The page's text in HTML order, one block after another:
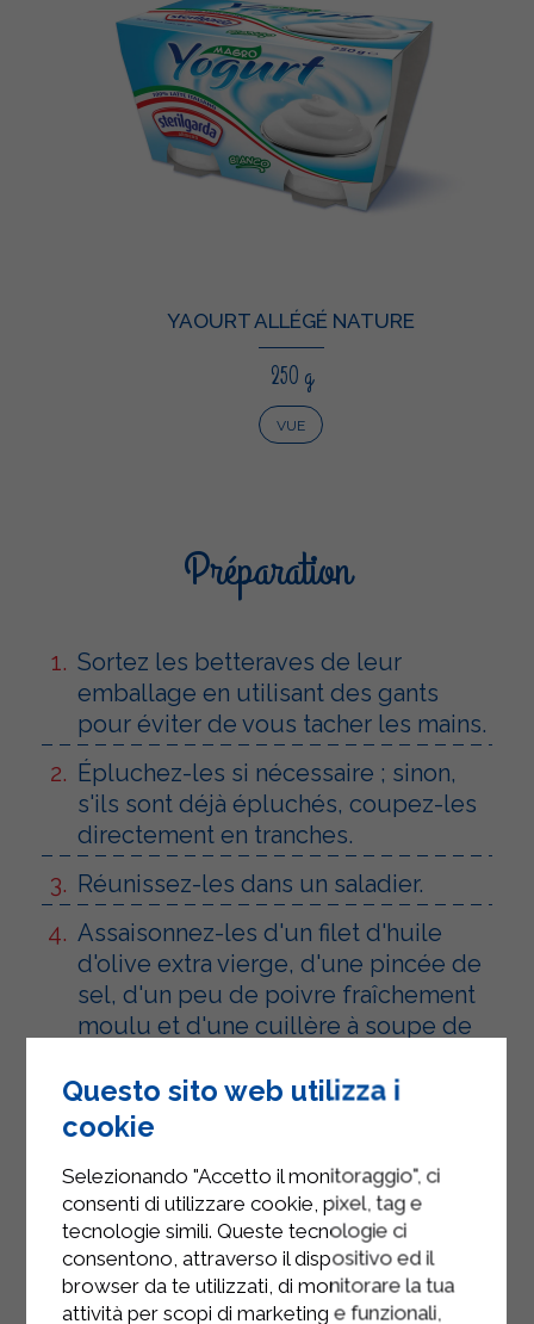
YAOURT ALLÉGÉ NATURE
250 g
VUE
Préparation
Sortez les betteraves de leur
emballage en utilisant des gants
pour éviter de vous tacher les mains.
Épluchez-les si nécessaire ; sinon,
s'ils sont déjà épluchés, coupez-les
directement en tranches.
Réunissez-les dans un saladier.
Assaisonnez-les d'un filet d'huile
d'olive extra vierge, d'une pincée de
sel, d'un peu de poivre fraîchement
moulu et d'une cuillère à soupe de
Ajoutez également quelques tiges
de ciboulette hachées en petits
morceaux à l'aide de ciseaux de
cuisine.
Bien mélanger et laisser mijoter
pendant environ dix minutes.
Questo sito web utilizza i
cookie
Selezionando "Accetto il monitoraggio", ci
consenti di utilizzare cookie, pixel, tag e
tecnologie simili. Queste tecnologie ci
consentono, attraverso il dispositivo ed il
browser da te utilizzati, di monitorare la tua
attività per scopi di marketing e funzionali,